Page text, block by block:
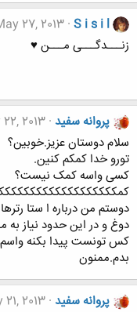
S i s i l
27, 2013
زنـــدگـــی مـــن ♥
پروانه سفید 2013
سلام دوستان عزیز.خوبین؟
تورو خدا کمکم کنین.
کسی واسه کمک نیست؟
دوستم من درباره ا ستا
کس تونست پیدا بکنه
بدم.ممنون
پروانه سفید 2013